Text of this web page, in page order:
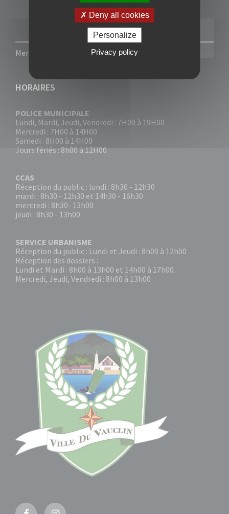
Mentions légales Politique de confidentialité
HORAIRES
POLICE MUNICIPALE
Lundi, Mardi, Jeudi, Vendredi : 7H00 à 19H00
Mercredi : 7H00 à 14H00
Samedi : 8H00 à 14H00
Jours fériés : 8h00 à 12H00
CCAS
Réception du public : lundi : 8h30 - 12h30
mardi : 8h30 - 12h30 et 14h30 - 16h30
mercredi : 8h30- 13h00
jeudi : 8h30 - 13h00
SERVICE URBANISME
Réception du public : Lundi et Jeudi : 8h00 à 12h00
Réception des dossiers :
Lundi et Mardi : 8h00 à 13h00 et 14h00 à 17h00.
Mercredi, Jeudi, Vendredi : 8h00 à 13h00
Deny all cookies
Personalize
Privacy policy